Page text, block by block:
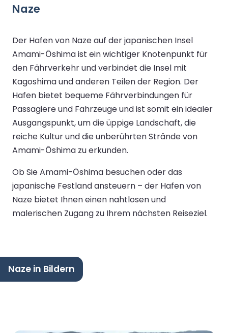
Naze
Der Hafen von Naze auf der japanischen Insel
Amami-Ōshima ist ein wichtiger Knotenpunkt für
den Fährverkehr und verbindet die Insel mit
Kagoshima und anderen Teilen der Region. Der
Hafen bietet bequeme Fährverbindungen für
Passagiere und Fahrzeuge und ist somit ein idealer
Ausgangspunkt, um die üppige Landschaft, die
reiche Kultur und die unberührten Strände von
Amami-Ōshima zu erkunden.
Ob Sie Amami-Ōshima besuchen oder das
japanische Festland ansteuern – der Hafen von
Naze bietet Ihnen einen nahtlosen und
malerischen Zugang zu Ihrem nächsten Reiseziel.
Naze in Bildern